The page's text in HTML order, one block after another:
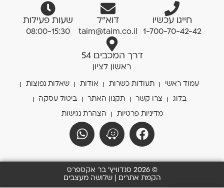
חייגו עכשיו
1-700-70-42-42
דוא”ל
taim@taim.co.il
שעות פעילות
08:00-15:30
דרך המכבים 54
ראשון לציון
עמוד ראשי תעודות כשרות אודות שאלות נפוצות
בלוג צרו קשר תקנון האתר ביטול עסקה
מדיניות פרטיות הצהרת נגישות
© 2026 סנדוויץ' בר אקספרס
הקמת אתרים | שלושה מעצבים